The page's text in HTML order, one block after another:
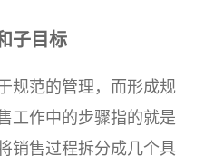
子目标
规范的管理，而形成规
工作中的步骤指的就是
销售过程拆分成几个具